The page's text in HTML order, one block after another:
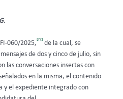
060/2025,
[72]
de la cual, se
de dos y cinco de julio, sin
las conversaciones insertas con
en la misma, el contenido
y el expediente integrado con